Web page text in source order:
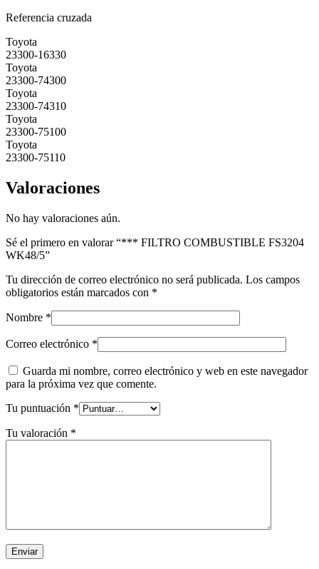
Referencia cruzada
Toyota
23300-16330
Toyota
23300-74300
Toyota
23300-74310
Toyota
23300-75100
Toyota
23300-75110
Valoraciones
No hay valoraciones aún.
Sé el primero en valorar “*** FILTRO COMBUSTIBLE FS3204
WK48/5”
Tu dirección de correo electrónico no será publicada. Los campos
obligatorios están marcados con *
Nombre *
Correo electrónico *
Guarda mi nombre, correo electrónico y web en este navegador
para la próxima vez que comente.
Tu puntuación *
Tu valoración *